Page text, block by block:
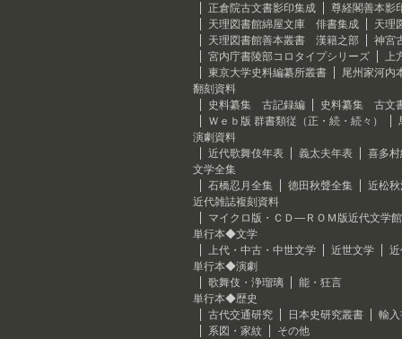
正倉院古文書影印集成
尊経閣善本影
天理図書館綿屋文庫 俳書集成
天理
天理図書館善本叢書 漢籍之部
神宮
宮内庁書陵部コロタイプシリーズ
上
東京大学史料編纂所叢書
尾州家河内
翻刻資料
史料纂集 古記録編
史料纂集 古文
Ｗｅｂ版 群書類従（正・続・続々）
演劇資料
近代歌舞伎年表
義太夫年表
喜多
文学全集
石橋忍月全集
徳田秋聲全集
近松
近代雑誌複刻資料
マイクロ版・ＣＤ―ＲＯＭ版近代文学館
単行本◆文学
上代・中古・中世文学
近世文学
単行本◆演劇
歌舞伎・浄瑠璃
能・狂言
単行本◆歴史
古代交通研究
日本史研究叢書
輸
系図・家紋
その他